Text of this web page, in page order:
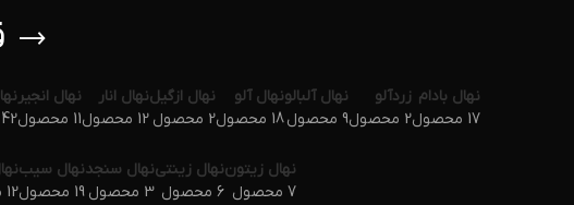
نهال بادام
17 محصول
زردآلو
2 محصول
نهال آلبالو
9 محصول
نهال آلو
18 محصول
نهال ازگیل
2 محصول
نهال انار
12 محصول
نهال انجیر
11 محصول
42 محصول
نهال زیتون
7 محصول
نهال زینتی
6 محصول
نهال سنجد
3 محصول
نهال سیب
19 محصول
12 محصول